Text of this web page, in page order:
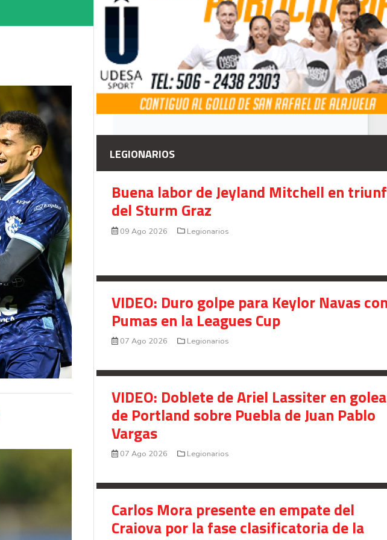
LEGIONARIOS
Buena labor de Jeyland Mitchell en
del Sturm Graz
09 Ago 2026 Legionarios
VIDEO: Duro golpe para Keylor Navas
Pumas en la Leagues Cup
07 Ago 2026 Legionarios
VIDEO: Doblete de Ariel Lassiter en
de Portland sobre Puebla de Juan Pablo
Vargas
07 Ago 2026 Legionarios
Carlos Mora presente en empate del
Craiova por la fase clasificatoria de la